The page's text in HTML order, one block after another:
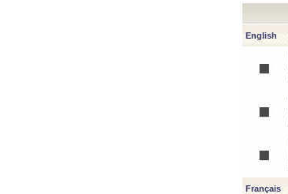
English
Français